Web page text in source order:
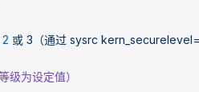
2 或 3（通过 sysrc
级为设定值）